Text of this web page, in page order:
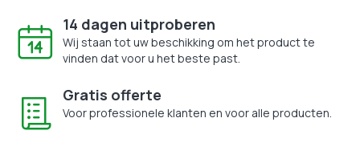
14 dagen uitproberen
Wij staan tot uw beschikking om het product te
vinden dat voor u het beste past.
Gratis offerte
Voor professionele klanten en voor alle producten.